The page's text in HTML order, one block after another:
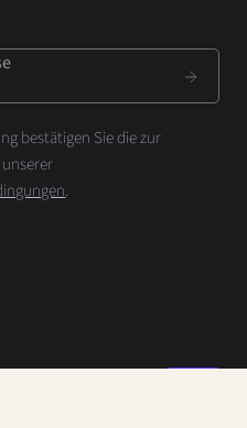
bestätigen Sie die zur
.